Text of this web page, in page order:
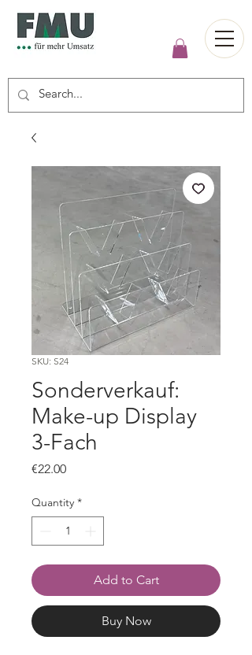
SKU: S24
Sonderverkauf:
Make-up Display
3-Fach
€22.00Price
Quantity *
Add to Cart
Buy Now